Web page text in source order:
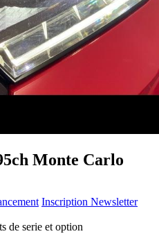
Monte Carlo
Inscription Newsletter
de serie et option